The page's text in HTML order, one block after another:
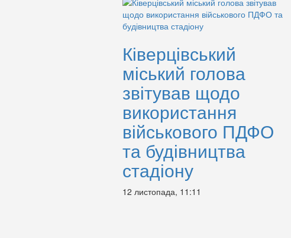
Ківерцівський
міський голова
звітував щодо
використання
військового ПДФО
та будівництва
стадіону
12 листопада, 11:11